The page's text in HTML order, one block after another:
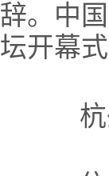
辞。中
坛开幕
杭州